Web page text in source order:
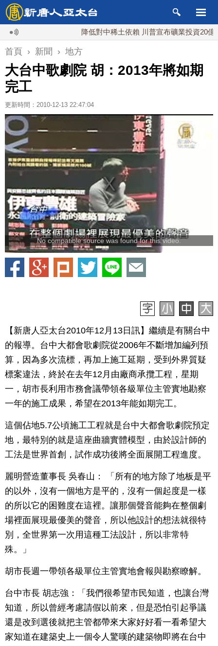
降低對中稀土依賴 川普宣布礦業投資20億美元
首頁 › 新聞 › 地方
大台中歌劇院 胡：2013年將如期
完工
更新時間：2010-12-13 22:47:04
No compatible source was found for this video.
【新唐人亞太台2010年12月13日訊】繼續是有關台中
的報導。台中大都會歌劇院從2006年不斷增加編列預
算，因為多次流標，再加上施工延期，受到外界質疑
標案違法，終於在去年12月由廠商承攬工程，星期
一，胡市長利用市務會議帶領各級單位主管實地勘察
一年的施工成果，希望在2013年能如期完工。
這個佔地5.7公頃施工工程就是台中大都會歌劇院預定
地，最特別的就是這座曲牆實體模型，由於設計師的
工法是世界首創，試作成功後將全面展開工程進度。
麗明營造董事長 吳春山： 「所有的地方除了地板是平
的以外，沒有一個地方是平的，沒有一個起度是一樣
的所以它的困難度在這裡。讓那個聲音能夠在整個劇
場裡面展現最優美的聲音，所以他設計的想法就很特
別，全世界第一次用這種工法設計，所以非常特
殊。」
胡市長週一帶領各級單位主管實地會報與勘察瞭解。
台中市長 胡志強：「我們很希望市民知道，也讓台灣
知道，所以曾經考慮請假以前來，但是恐怕引起爭議
還是改到選後就把主管都帶來大家好好看一看希望大
家知道在建築史上一個令人驚嘆的建築物即將在台中